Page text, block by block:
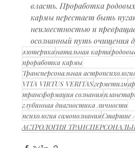
власть. Проработка
кармы перестает быть
неизвестностью и
осознанный путь очищения
эзотериканатальная карта
проработка кармы
Трансперсональная
VITA VIRTUS VERITASгерметизм
трансформация сознания
глубинная диагностика личности
психология самопознанияСтаршие
АСТРОЛОГИЯ